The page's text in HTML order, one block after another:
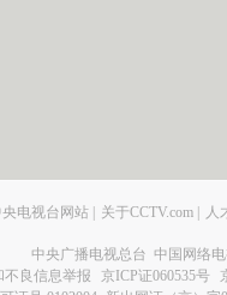
电视台网站 | 关于CCTV.com | 人
中央广播电视总台 中国网络
不良信息举报
京ICP证060535号